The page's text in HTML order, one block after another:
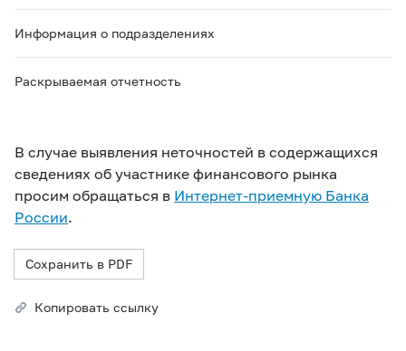
Информация о подразделениях
Раскрываемая отчетность
В случае выявления неточностей в содержащихся
сведениях об участнике финансового рынка
просим обращаться в Интернет-приемную Банка
России.
Сохранить в PDF
Копировать ссылку